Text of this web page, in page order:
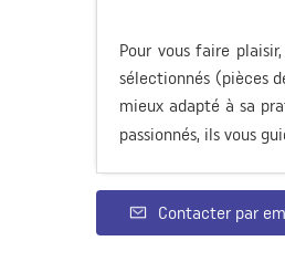
Pour vous faire
sélectionnés (pièces
mieux adapté à sa
passionnés, ils vous
Contacter par